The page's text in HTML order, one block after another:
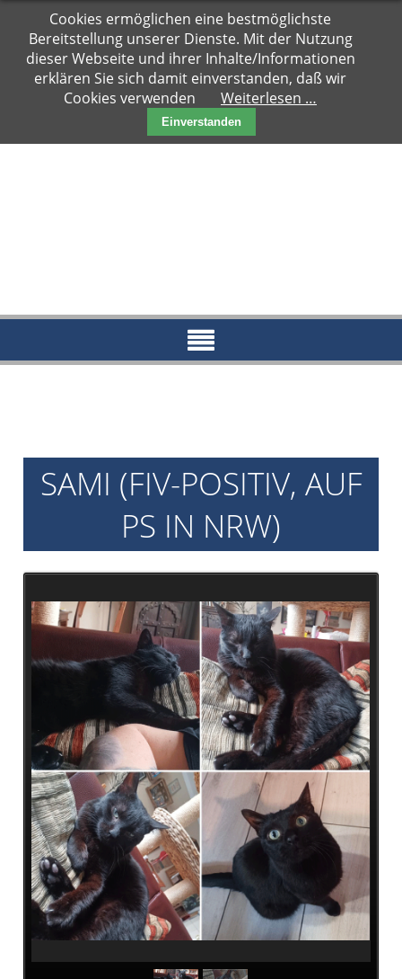
Navigation
überspringen
Hauptseite
Zuhause
gesucht
Notfälle
Aktueller
Archiv
Archiv
2016
Informationen
Vermittlung
Kastration
Schönheit
Helfen
Futtergutscheine
Spenden
Partnerprogramme
Patenschaft
Pflegestellen
Danke
Pate
werden
Pate
gesucht
Kastrationen
Pate
gefunden
SAMI (FIV-POSITIV, AUF
PS IN NRW)
Cookies ermöglichen eine bestmöglichste
Bereitstellung unserer Dienste. Mit der Nutzung
dieser Webseite und ihrer Inhalte/Informationen
erklären Sie sich damit einverstanden, daß wir
Cookies verwenden
Weiterlesen …
Einverstanden